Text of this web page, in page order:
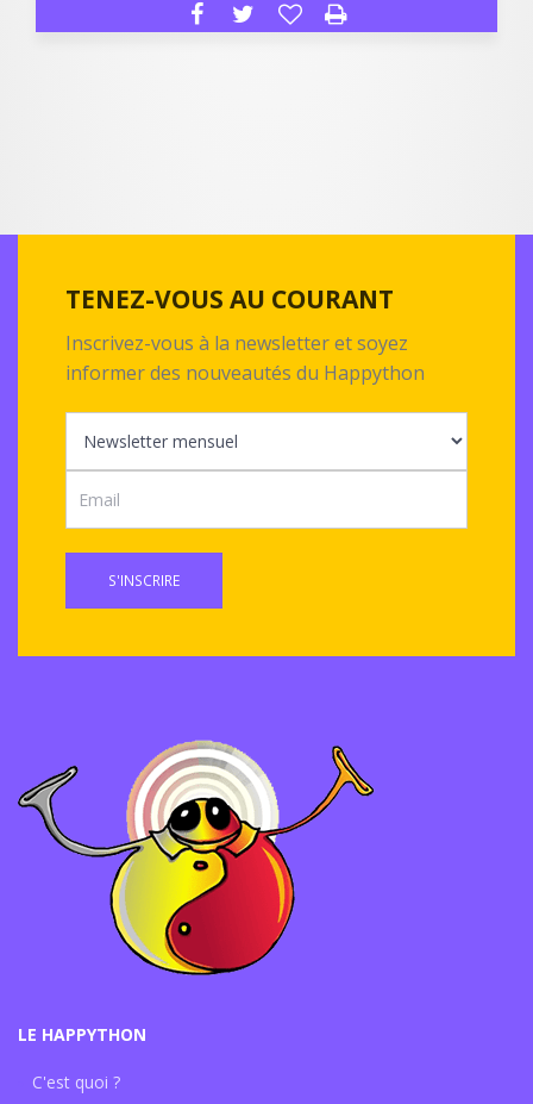
TENEZ-VOUS AU COURANT
Inscrivez-vous à la newsletter et soyez
informer des nouveautés du Happython
S'INSCRIRE
LE HAPPYTHON
C'est quoi ?